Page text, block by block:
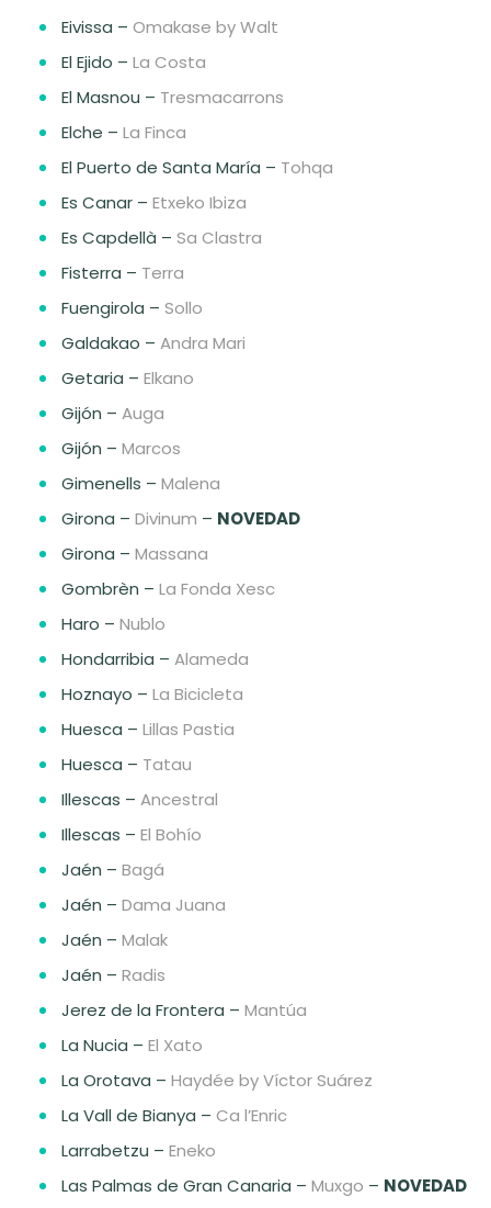
Eivissa – Omakase by Walt
El Ejido – La Costa
El Masnou – Tresmacarrons
Elche – La Finca
El Puerto de Santa María – Tohqa
Es Canar – Etxeko Ibiza
Es Capdellà – Sa Clastra
Fisterra – Terra
Fuengirola – Sollo
Galdakao – Andra Mari
Getaria – Elkano
Gijón – Auga
Gijón – Marcos
Gimenells – Malena
Girona – Divinum – NOVEDAD
Girona – Massana
Gombrèn – La Fonda Xesc
Haro – Nublo
Hondarribia – Alameda
Hoznayo – La Bicicleta
Huesca – Lillas Pastia
Huesca – Tatau
Illescas – Ancestral
Illescas – El Bohío
Jaén – Bagá
Jaén – Dama Juana
Jaén – Malak
Jaén – Radis
Jerez de la Frontera – Mantúa
La Nucia – El Xato
La Orotava – Haydée by Víctor Suárez
La Vall de Bianya – Ca l’Enric
Larrabetzu – Eneko
Las Palmas de Gran Canaria – Muxgo – NOVEDAD